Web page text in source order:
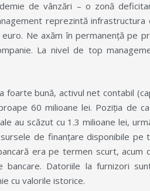
de vânzări – o zonă
reprezintă
Ne axăm în permanență pe
La nivel de top
foarte bună, activul net contabil
60 milioane lei. Poziția de
au scăzut cu 1.3 milioane lei,
de finanțare disponibile pe
era pe termen scurt,
Datoriile la furnizori
cu valorile istorice.